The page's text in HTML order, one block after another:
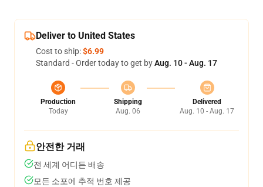
Deliver to United States
Cost to ship:$6.99
Standard - Order today to get byAug. 10 - Aug. 17
Production
Today
Shipping
Aug. 06
Delivered
Aug. 10 - Aug. 17
안전한 거래
전 세계 어디든 배송
모든 소포에 추적 번호 제공